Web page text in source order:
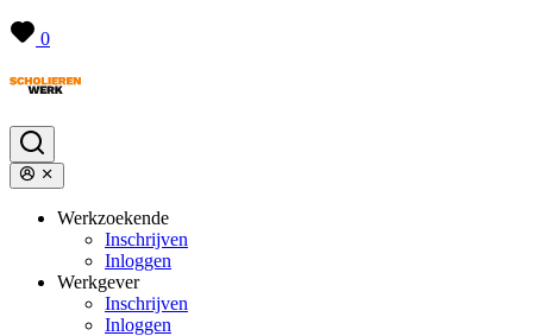
0
Werkzoekende
Inschrijven
Inloggen
Werkgever
Inschrijven
Inloggen